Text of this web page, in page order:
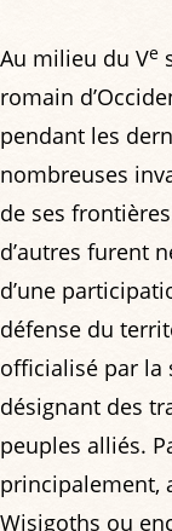
Au milieu du Ve
romain
pendant les
nombreuses
de ses
d’autres furent
d’une
défense du
officialisé par la
désignant des
peuples alliés.
principalement,
Wisigoths ou